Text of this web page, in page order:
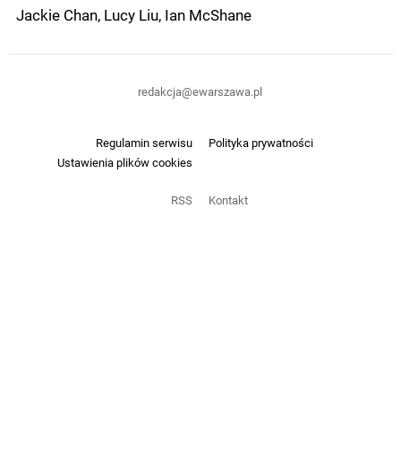
Jackie Chan, Lucy Liu, Ian McShane
Regulamin serwisu
Polityka prywatności
Ustawienia plików cookies
RSS Kontakt
redakcja@ewarszawa.pl